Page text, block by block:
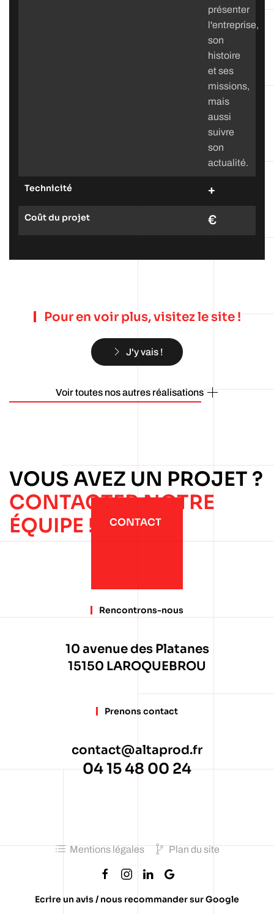
présenter
l'entreprise,
son
histoire
et ses
missions,
mais
aussi
suivre
son
actualité.
Technicité +
Coût du projet €
Pour en voir plus, visitez le site !
J'y vais !
Voir toutes nos autres réalisations
VOUS AVEZ UN PROJET ?
CONTACTER NOTRE
ÉQUIPE !
CONTACT
Rencontrons-nous
10 avenue des Platanes
15150 LAROQUEBROU
Prenons contact
contact@altaprod.fr
04 15 48 00 24
Mentions légales Plan du site
Ecrire un avis / nous recommander sur Google